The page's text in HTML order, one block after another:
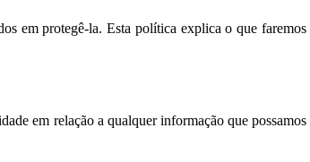
em protegê-la. Esta política explica o que faremos
em relação a qualquer informação que possamos